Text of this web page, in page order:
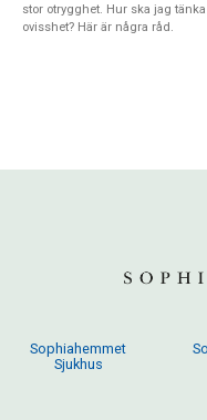
stor otrygghet. Hur ska jag
ovisshet? Här är några råd.
Sophiahemmet
Sjukhus